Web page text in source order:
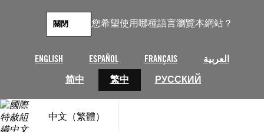
您希望使用哪種語言瀏覽本網站？
ENGLISH ESPAÑOL FRANÇAIS
العربية
简中
繁中 РУССКИЙ
關閉
中文（繁體）